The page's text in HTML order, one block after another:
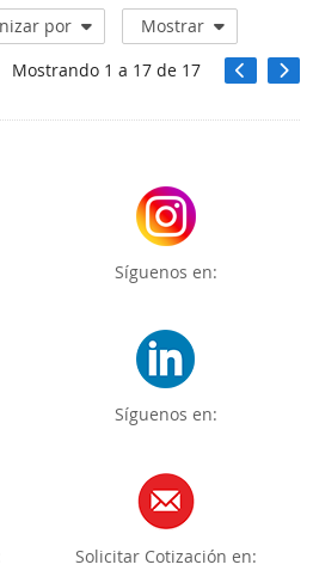
por
Mostrar
Mostrando 1 a 17de 17
Síguenos en:
Síguenos en:
Solicitar Cotización en: